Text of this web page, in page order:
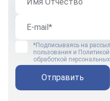
*Подписываясь на
пользования и
обработкой
Отправить